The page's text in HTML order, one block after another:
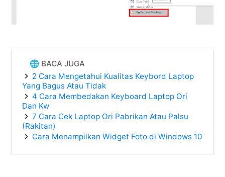
🌐 BACA JUGA
2 Cara Mengetahui Kualitas Keybord Laptop
Yang Bagus Atau Tidak
4 Cara Membedakan Keyboard Laptop Ori
Dan Kw
7 Cara Cek Laptop Ori Pabrikan Atau Palsu
(Rakitan)
Cara Menampilkan Widget Foto di Windows 10